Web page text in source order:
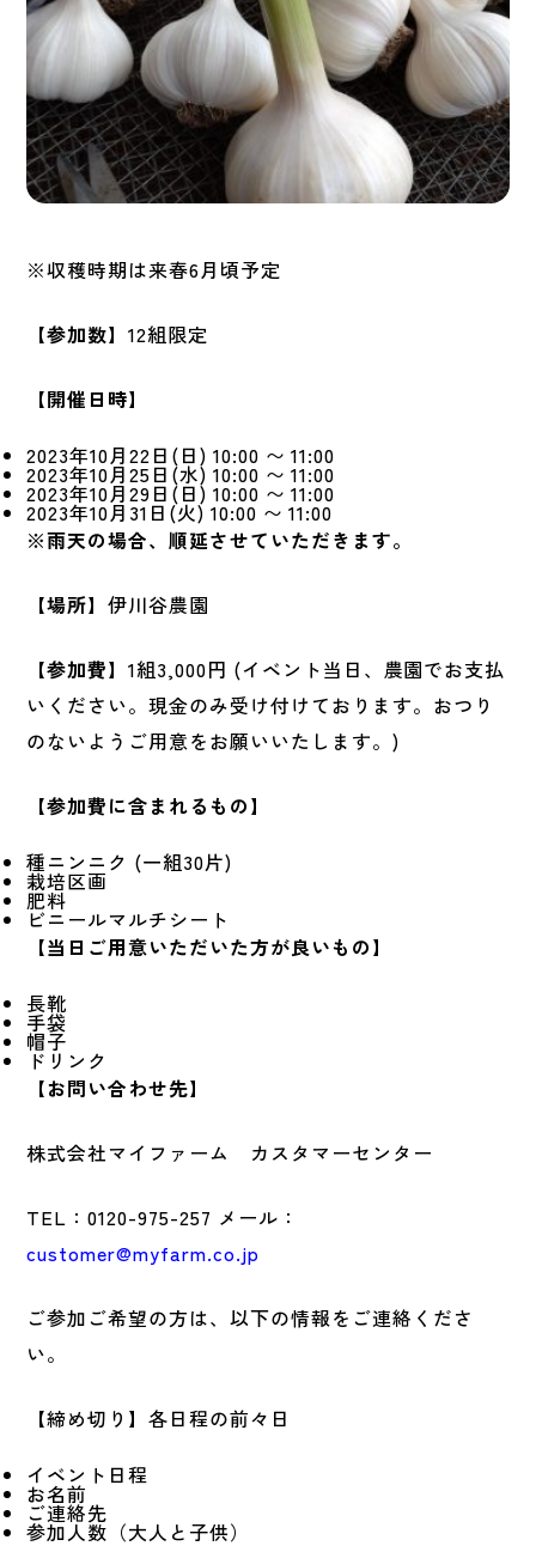
※収穫時期は来春6月頃予定
【参加数】12組限定
【開催日時】
2023年10月22日(日) 10:00 〜 11:00
2023年10月25日(水) 10:00 〜 11:00
2023年10月29日(日) 10:00 〜 11:00
2023年10月31日(火) 10:00 〜 11:00
※雨天の場合、順延させていただきます。
【場所】伊川谷農園
【参加費】1組3,000円 (イベント当日、農園でお支払
いください。現金のみ受け付けております。おつり
のないようご用意をお願いいたします。)
【参加費に含まれるもの】
種ニンニク (一組30片)
栽培区画
肥料
ビニールマルチシート
【当日ご用意いただいた方が良いもの】
長靴
手袋
帽子
ドリンク
【お問い合わせ先】
株式会社マイファーム カスタマーセンター
TEL：0120-975-257 メール：
customer@myfarm.co.jp
ご参加ご希望の方は、以下の情報をご連絡くださ
い。
【締め切り】各日程の前々日
イベント日程
お名前
ご連絡先
参加人数（大人と子供）